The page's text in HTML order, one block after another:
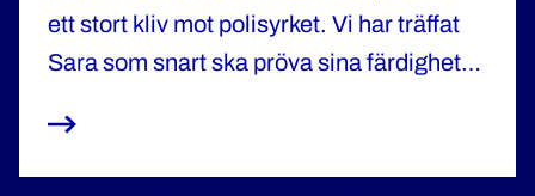
ett stort kliv mot polisyrket. Vi har träffat
Sara som snart ska pröva sina färdigheter
utmaningar och förväntningar.